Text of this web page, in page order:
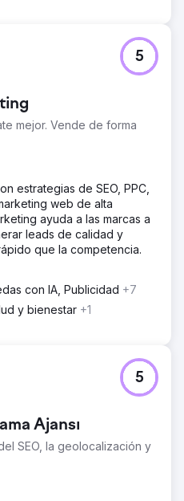
mejor. Vende de forma
5
estrategias de SEO, PPC,
web de alta
ayuda a las marcas a
leads de calidad y
que la competencia.
con IA, Publicidad +7
y bienestar +1
Ajansı
SEO, la geolocalización y
5